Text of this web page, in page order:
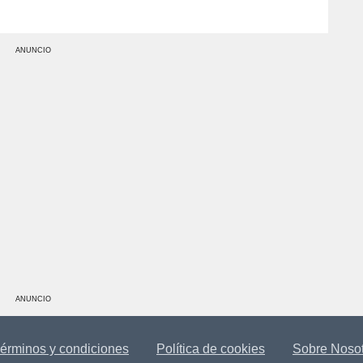
ANUNCIO
ANUNCIO
y condiciones Política de cookies Sobre